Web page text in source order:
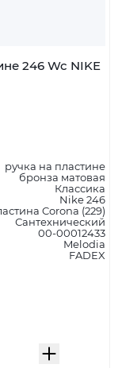
246 Wc NIKE
ручка на пластине
бронза матовая
Классика
Nike 246
Corona (229)
Сантехнический
00-00012433
Melodia
FADEX